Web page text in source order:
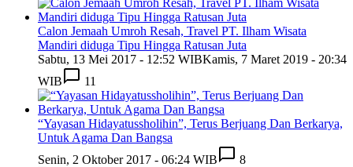
Calon Jemaah Umroh Resah, Travel PT. Ilham Wisata
Mandiri diduga Tipu Hingga Ratusan Juta
Sabtu, 13 Mei 2017 - 12:52 WIBKamis, 7 Maret 2019 - 20:34
WIB
11
“Yayasan Hidayatussholihin”, Terus Berjuang Dan Berkarya,
Untuk Agama Dan Bangsa
Senin, 2 Oktober 2017 - 06:24 WIB
8